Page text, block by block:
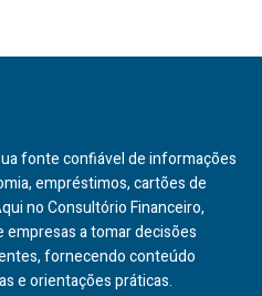
fonte confiável de informações
empréstimos, cartões de
no Consultório Financeiro,
a tomar decisões
fornecendo conteúdo
e orientações práticas.